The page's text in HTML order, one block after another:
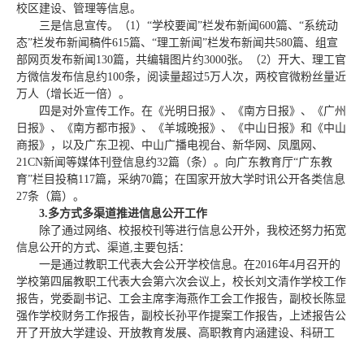
校区建设、管理等信息。
三是信息宣传。（1）“学校要闻”栏发布新闻600篇、“系统动
态”栏发布新闻稿件615篇、“理工新闻”栏发布新闻共580篇、组宣
部网页发布新闻130篇，共编辑图片约3000张。（2）开大、理工官
方微信发布信息约100条，阅读量超过5万人次，两校官微粉丝量近
万人（增长近一倍）。
四是对外宣传工作。在《光明日报》、《南方日报》、《广州
日报》、《南方都市报》、《羊城晚报》、《中山日报》和《中山
商报》，以及广东卫视、中山广播电视台、新华网、凤凰网、
21CN新闻等媒体刊登信息约32篇（条）。向广东教育厅“广东教
育”栏目投稿117篇，采纳70篇；在国家开放大学时讯公开各类信息
27条（篇）。
3.多方式多渠道推进信息公开工作
除了通过网络、校报校刊等进行信息公开外，我校还努力拓宽
信息公开的方式、渠道,主要包括：
一是通过教职工代表大会公开学校信息。在2016年4月召开的
学校第四届教职工代表大会第六次会议上，校长刘文清作学校工作
报告，党委副书记、工会主席李海燕作工会工作报告，副校长陈显
强作学校财务工作报告，副校长孙平作提案工作报告，上述报告公
开了开放大学建设、开放教育发展、高职教育内涵建设、科研工